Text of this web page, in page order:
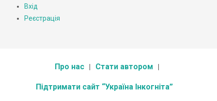
Вхід
Реєстрація
Про нас Стати автором
Підтримати сайт “Україна Інкогніта”